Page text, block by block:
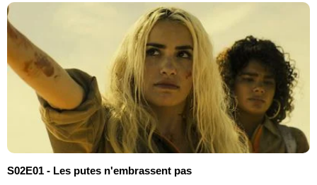
S02E01 - Les putes n'embrassent pas